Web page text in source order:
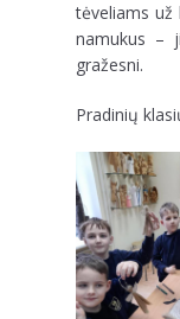
tėveliams
namukus –
gražesni.
Pradinių